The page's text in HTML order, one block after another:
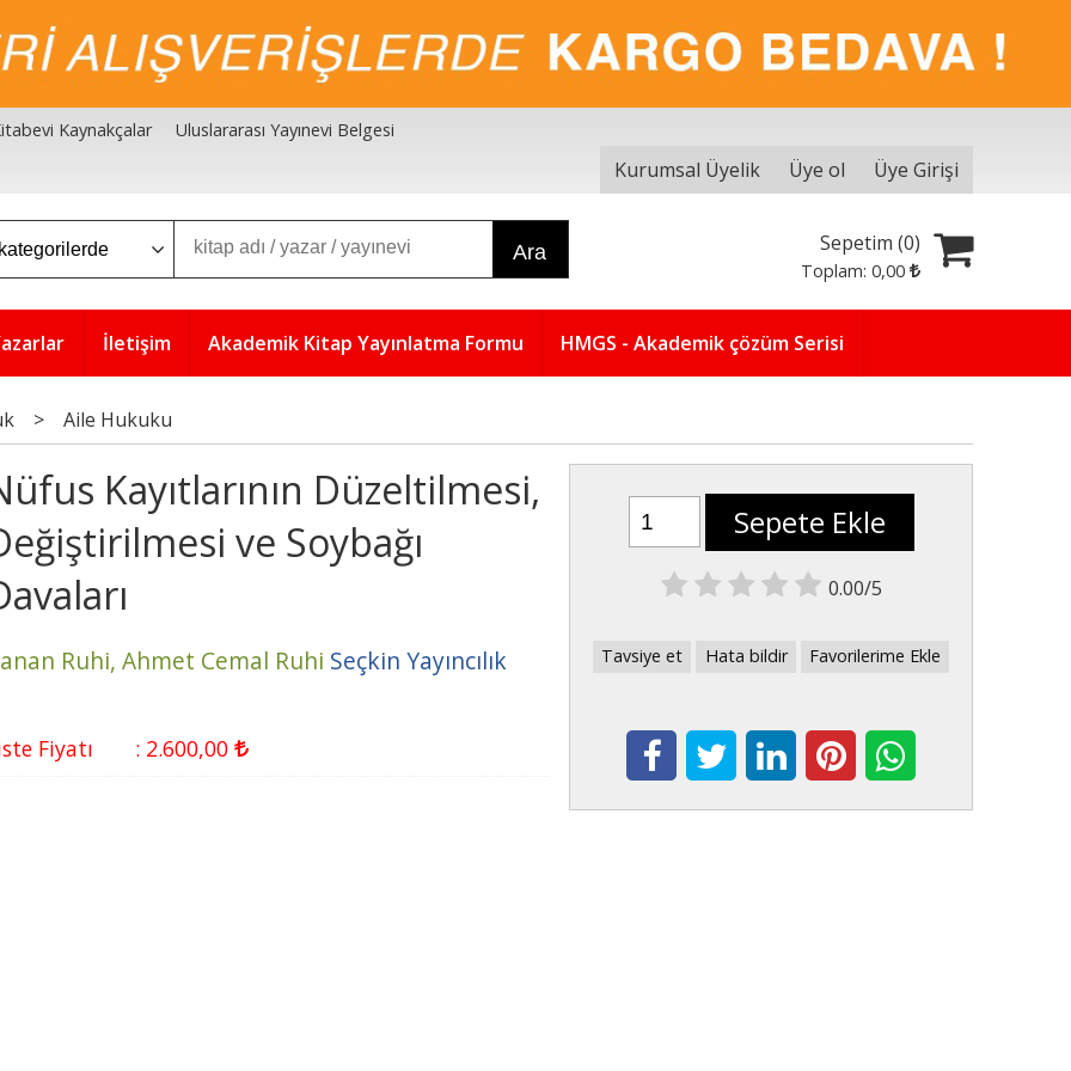
Kaynakçalar Uluslararası Yayınevi Belgesi
Kurumsal Üyelik Üye ol Üye Girişi
Ara Sepetim (0)
Toplam:0,00
İletişim Akademik Kitap Yayınlatma Formu HMGS - Akademik çözüm Serisi
> Aile Hukuku
Kayıtlarının Düzeltilmesi,
ve Soybağı
Ruhi, Ahmet Cemal Ruhi Seçkin Yayıncılık
Fiyatı : 2.600,00
Sepete Ekle
0.00/5
Tavsiye et Hata bildir Favorilerime Ekle